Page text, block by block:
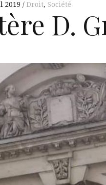
2019 Droit, Société
D.